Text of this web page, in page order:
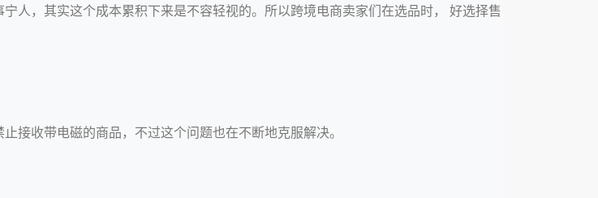
人，其实这个成本累积下来是不容轻视的。所以跨境电商卖家们在选品时， 好选择售
接收带电磁的商品，不过这个问题也在不断地克服解决。